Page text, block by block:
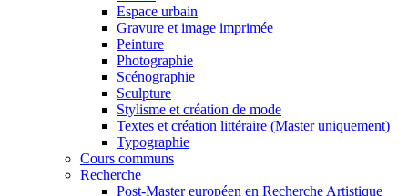
Espace urbain
Gravure et image imprimée
Peinture
Photographie
Scénographie
Sculpture
Stylisme et création de mode
Textes et création littéraire (Master uniquement)
Typographie
Cours communs
Recherche
Post-Master européen en Recherche Artistique